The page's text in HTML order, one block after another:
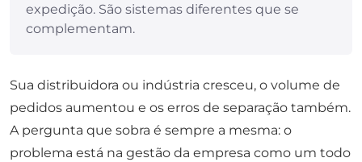
expedição. São sistemas diferentes que se
complementam.
Sua distribuidora ou indústria cresceu, o volume de
pedidos aumentou e os erros de separação também.
A pergunta que sobra é sempre a mesma: o
problema está na gestão da empresa como um todo